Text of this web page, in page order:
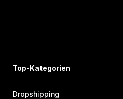
Top-Kategorien
Dropshipping